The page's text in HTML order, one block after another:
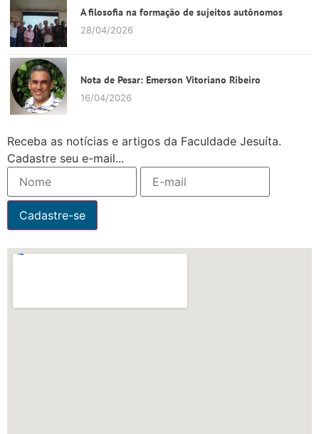
A filosofia na formação de sujeitos autônomos
28/04/2026
Nota de Pesar: Emerson Vitoriano Ribeiro
16/04/2026
Receba as notícias e artigos da Faculdade Jesuíta.
Cadastre seu e-mail...